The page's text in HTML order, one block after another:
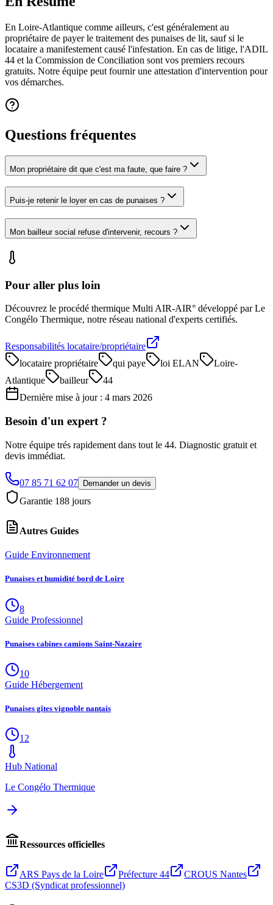
En Loire-Atlantique comme ailleurs, c'est généralement au
propriétaire de payer le traitement des punaises de lit, sauf si le
locataire a manifestement causé l'infestation. En cas de litige, l'ADIL
44 et la Commission de Conciliation sont vos premiers recours
gratuits. Notre équipe peut fournir une attestation d'intervention pour
vos démarches.
Questions fréquentes
Mon propriétaire dit que c'est ma faute, que faire ?
Puis-je retenir le loyer en cas de punaises ?
Mon bailleur social refuse d'intervenir, recours ?
Pour aller plus loin
Découvrez le procédé thermique Multi AIR-AIR° développé par Le
Congélo Thermique, notre réseau national d'experts certifiés.
Responsabilités locataire/propriétaire
locataire propriétaire
qui paye loi ELAN
Loire-
Atlantique
bailleur
44
Dernière mise à jour : 4 mars 2026
Besoin d'un expert ?
Notre équipe trés rapidement dans tout le 44. Diagnostic gratuit et
devis immédiat.
07 85 71 62 07 Demander un devis
Garantie 188 jours
Autres Guides
Guide Environnement
Punaises et humidité bord de Loire
8
Guide Professionnel
Punaises cabines camions Saint-Nazaire
10
Guide Hébergement
Punaises gîtes vignoble nantais
12
Hub National
Le Congélo Thermique
Ressources officielles
ARS Pays de la Loire Préfecture 44
CROUS Nantes
CS3D (Syndicat professionnel)